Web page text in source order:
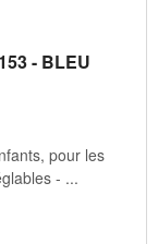
- BLEU
pour les
- ...